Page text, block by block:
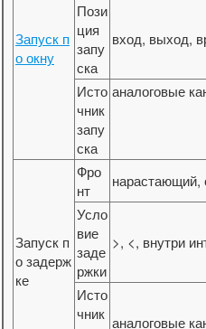
Запуск п
о окну
Пози
ция
запу
ска
вход, выход,
Исто
чник
запу
ска
аналоговые
Запуск п
о задерж
ке
Фро
нт
Усло
вие
заде
ржки
>, <, внутри
Исто
чник аналоговые